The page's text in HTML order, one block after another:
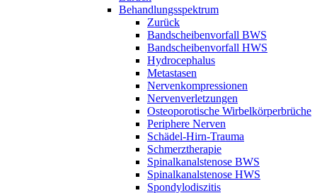
Behandlungsspektrum
Zurück
Bandscheibenvorfall BWS
Bandscheibenvorfall HWS
Hydrocephalus
Metastasen
Nervenkompressionen
Nervenverletzungen
Osteoporotische Wirbelkörperbrüche
Periphere Nerven
Schädel-Hirn-Trauma
Schmerztherapie
Spinalkanalstenose BWS
Spinalkanalstenose HWS
Spondylodiszitis